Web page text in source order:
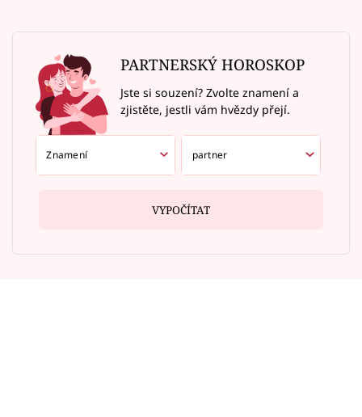
PARTNERSKÝ HOROSKOP
Jste si souzení? Zvolte znamení a
zjistěte, jestli vám hvězdy přejí.
VYPOČÍTAT